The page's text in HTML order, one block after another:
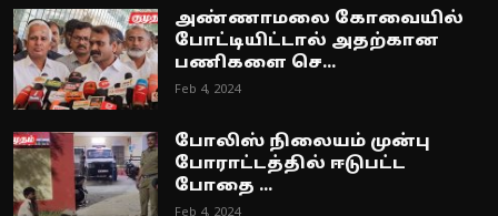
அண்ணாமலை கோவையில்
போட்டியிட்டால் அதற்கான
பணிகளை செ...
Feb 4, 2024
போலிஸ் நிலையம் முன்பு
போராட்டத்தில் ஈடுபட்ட
போதை ...
Feb 4, 2024